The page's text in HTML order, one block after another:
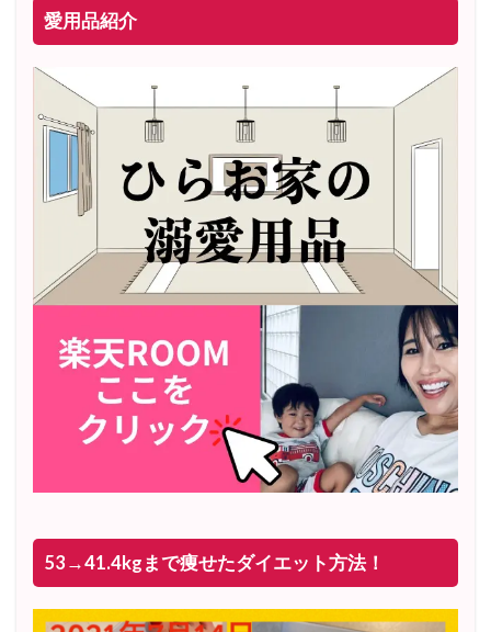
愛用品紹介
53→41.4kgまで痩せたダイエット方法！